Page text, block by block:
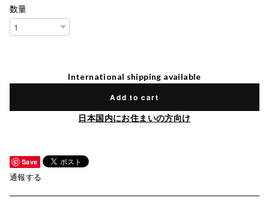
数量
International shipping available
Add to cart
日本国内にお住まいの方向け
Save
通報する